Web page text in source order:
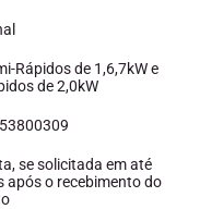
Rápidos de 1,6,7kW e
de 2,0kW
se solicitada em até
após o recebimento do